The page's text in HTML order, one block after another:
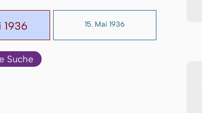
1936 15. Mai 1936
Suche